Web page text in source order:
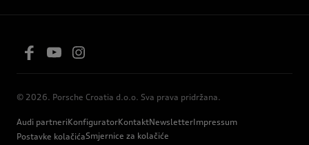
© 2026. Porsche Croatia d.o.o. Sva prava pridržana.
Audi partneriKonfiguratorKontaktNewsletterImpressum
Postavke kolačićaSmjernice za kolačiće